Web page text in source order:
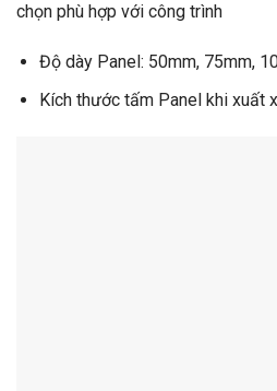
chọn phù hợp với công trình
Độ dày Panel: 50mm, 75mm,
Kích thước tấm Panel khi xuất